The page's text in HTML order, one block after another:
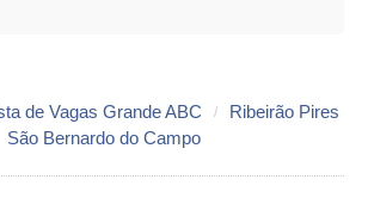
de Vagas Grande ABC
Ribeirão Pires
São Bernardo do Campo